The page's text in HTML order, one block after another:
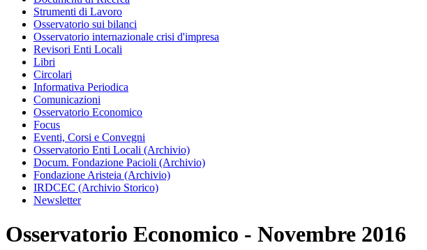
Strumenti di Lavoro
Osservatorio sui bilanci
Osservatorio internazionale crisi d'impresa
Revisori Enti Locali
Libri
Circolari
Informativa Periodica
Comunicazioni
Osservatorio Economico
Focus
Eventi, Corsi e Convegni
Osservatorio Enti Locali (Archivio)
Docum. Fondazione Pacioli (Archivio)
Fondazione Aristeia (Archivio)
IRDCEC (Archivio Storico)
Newsletter
Osservatorio Economico - Novembre 2016